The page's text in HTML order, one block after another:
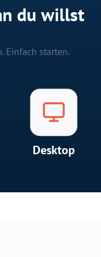
du willst
Einfach starten.
Desktop